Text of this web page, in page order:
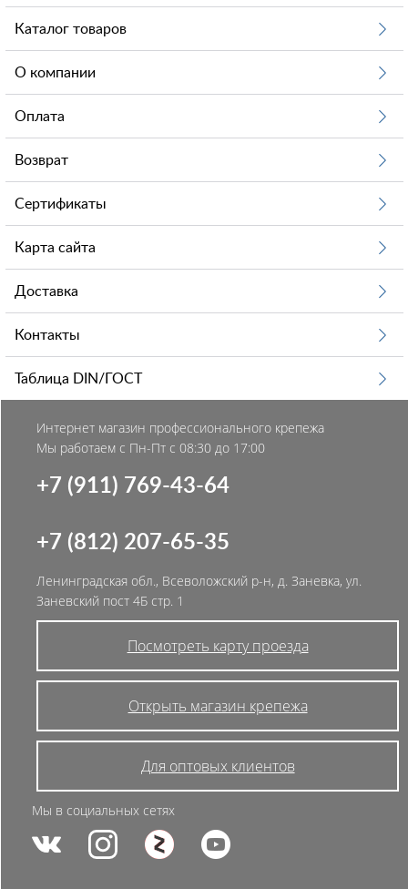
Каталог товаров
О компании
Оплата
Возврат
Сертификаты
Карта сайта
Доставка
Контакты
Таблица DIN/ГОСТ
Интернет магазин профессионального крепежа
Мы работаем с Пн-Пт с 08:30 до 17:00
+7 (911) 769-43-64
+7 (812) 207-65-35
Ленинградская обл., Всеволожский р-н, д. Заневка, ул.
Заневский пост 4Б стр. 1
Посмотреть карту проезда
Открыть магазин крепежа
Для оптовых клиентов
Мы в социальных сетях